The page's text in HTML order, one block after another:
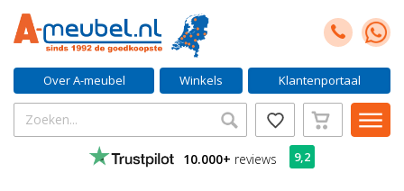
Over A-meubel Winkels Klantenportaal
10.000+ reviews 9,2